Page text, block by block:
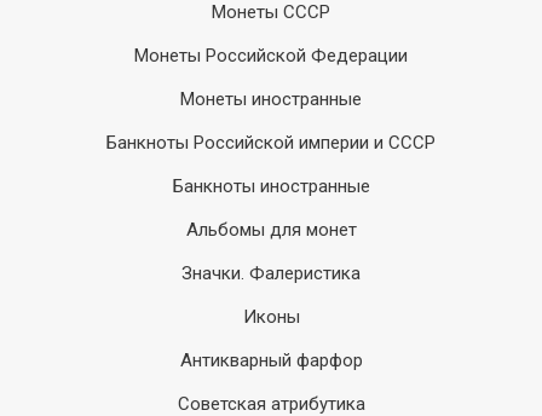
Монеты СССР
Монеты Российской Федерации
Монеты иностранные
Банкноты Российской империи и СССР
Банкноты иностранные
Альбомы для монет
Значки. Фалеристика
Иконы
Антикварный фарфор
Советская атрибутика